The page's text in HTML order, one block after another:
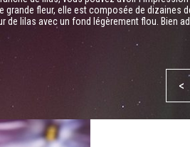
grande fleur, elle est composée de dizaines
de lilas avec un fond légèrement flou. Bien
<